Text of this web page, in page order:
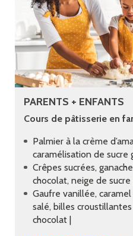
PARENTS + ENFANTS
Cours de pâtisserie en
Palmier à la crème
caramélisation de sucre
Crêpes sucrées,
chocolat, neige de sucre
Gaufre vanillée,
salé, billes
chocolat |